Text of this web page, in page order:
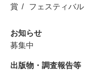
賞
フェスティバル
お知らせ
募集中
出版物・調査報告等